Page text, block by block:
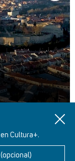
Cultura+.
León